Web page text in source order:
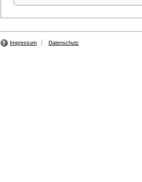
Impressum Datenschutz